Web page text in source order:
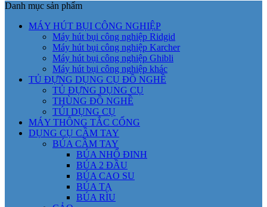
Danh mục sản phẩm
MÁY HÚT BỤI CÔNG NGHIỆP
Máy hút bụi công nghiệp Ridgid
Máy hút bụi công nghiệp Karcher
Máy hút bụi công nghiệp Ghibli
Máy hút bụi công nghiệp khác
TỦ ĐỰNG DỤNG CỤ ĐỒ NGHỀ
TỦ ĐỰNG DỤNG CỤ
THÙNG ĐỒ NGHỀ
TÚI DỤNG CỤ
MÁY THÔNG TẮC CỐNG
DỤNG CỤ CẦM TAY
BÚA CẦM TAY
BÚA NHỔ ĐINH
BÚA 2 ĐẦU
BÚA CAO SU
BÚA TẠ
BÚA RÌU